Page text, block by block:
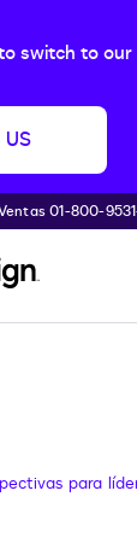
switch to our
01-800-
para